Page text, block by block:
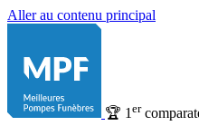
Aller au contenu principal
🏆 1 er